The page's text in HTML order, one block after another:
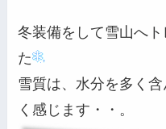
冬装備をして雪山へ
た
雪質は、水分を多く
く感じます・・。